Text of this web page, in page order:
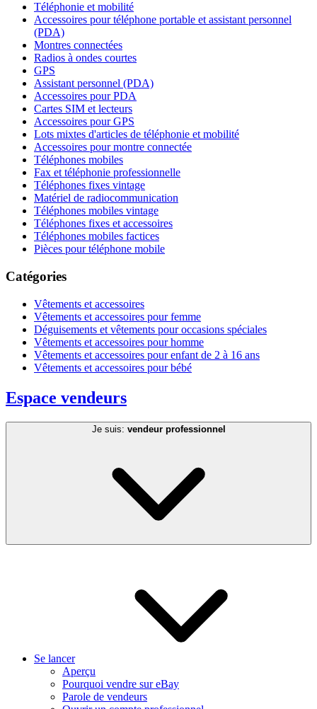
Téléphonie et mobilité
Accessoires pour téléphone portable et assistant personnel
(PDA)
Montres connectées
Radios à ondes courtes
GPS
Assistant personnel (PDA)
Accessoires pour PDA
Cartes SIM et lecteurs
Accessoires pour GPS
Lots mixtes d'articles de téléphonie et mobilité
Accessoires pour montre connectée
Téléphones mobiles
Fax et téléphonie professionnelle
Téléphones fixes vintage
Matériel de radiocommunication
Téléphones mobiles vintage
Téléphones fixes et accessoires
Téléphones mobiles factices
Pièces pour téléphone mobile
Catégories
Vêtements et accessoires
Vêtements et accessoires pour femme
Déguisements et vêtements pour occasions spéciales
Vêtements et accessoires pour homme
Vêtements et accessoires pour enfant de 2 à 16 ans
Vêtements et accessoires pour bébé
Espace vendeurs
Je suis: vendeur professionnel
Se lancer
Aperçu
Pourquoi vendre sur eBay
Parole de vendeurs